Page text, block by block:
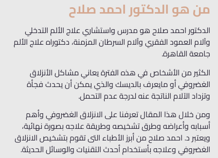
من هو الدكتور احمد صلاح
الدكتور احمد صلاح هو مدرس واستشاري علاج الألم التدخلي
وآلام العمود الفقري وآلام السرطان المزمنة، دكتوراه علاج الألم
جامعة القاهرة.
الكثير من الأشخاص في هذه الفترة يعاني مشاكل الأنزلاق
الغضروفي أو مايعرف بالديسك والذي يمكن أن يحدث فجأة
وتزداد الآلام الناتجة عنه لدرجة عدم التحمل.
ومن خلال هذا المقال تعرفنا على الانزلاق الغضروفي وأهم
أسبابه وأعراضه وطرق تشخيصه وطريقة علاجه بصورة نهائية،
ويعتبر د. احمد صلاح من أبرز الأطباء التى تقوم بتشخيص الانزلاق
الغضروفي وعلاجه بأستخدام أحدث التقنيات والوسائل الحديثة.